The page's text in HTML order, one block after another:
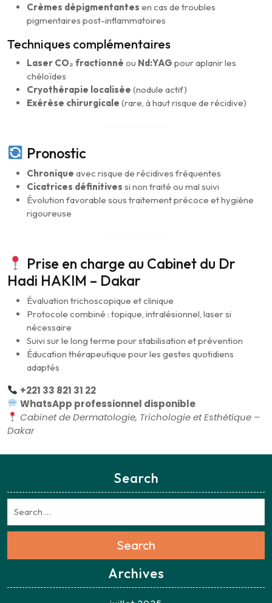
Crèmes dépigmentantes en cas de troubles
pigmentaires post-inflammatoires
Techniques complémentaires
Laser CO₂ fractionné ou Nd:YAG pour aplanir les
chéloïdes
Cryothérapie localisée (nodule actif)
Exérèse chirurgicale (rare, à haut risque de récidive)
Pronostic
Chronique avec risque de récidives fréquentes
Cicatrices définitives si non traité ou mal suivi
Évolution favorable sous traitement précoce et hygiène
rigoureuse
Prise en charge au Cabinet du Dr
Hadi HAKIM – Dakar
Évaluation trichoscopique et clinique
Protocole combiné : topique, intralésionnel, laser si
nécessaire
Suivi sur le long terme pour stabilisation et prévention
Éducation thérapeutique pour les gestes quotidiens
adaptés
+221 33 821 31 22
WhatsApp professionnel disponible
Cabinet de Dermatologie, Trichologie et Esthétique –
Dakar
Search
Search
Archives